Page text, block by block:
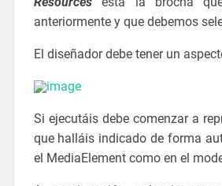
anteriormente y que debemos
El diseñador debe tener un
Si ejecutáis debe comenzar a
que halláis indicado de forma
el MediaElement como en el